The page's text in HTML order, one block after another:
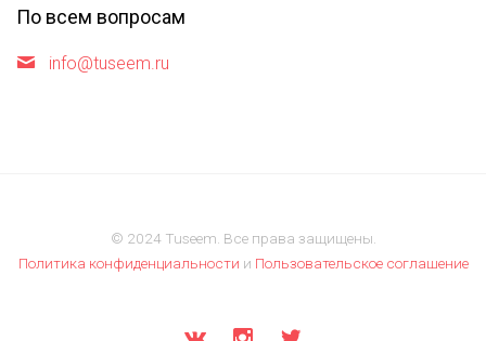
По всем вопросам
info@tuseem.ru
© 2024 Tuseem. Все права защищены.
Политика конфиденциальности и Пользовательское соглашение